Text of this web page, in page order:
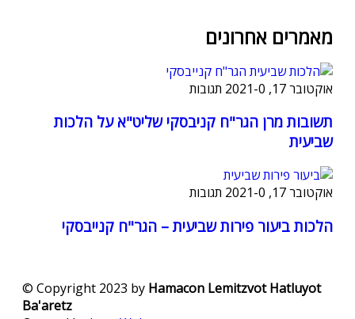
מאמרים אחרונים
אוקטובר 17, 2021 -0 תגובות
תשובות מרן הגר"ח קניבסקי שליט"א על הלכות
שביעית
אוקטובר 17, 2021 -0 תגובות
הלכות ביעור פירות שביעית – הגר"ח קנייבסקי
© Copyright 2023 by Hamacon Lemitzvot Hatluyot
Ba'aretz